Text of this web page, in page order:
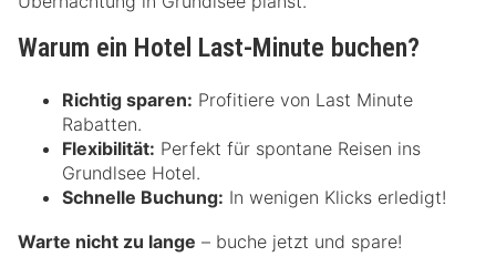
Warum ein Hotel Last-Minute buchen?
Richtig sparen: Profitiere von Last Minute
Rabatten.
Flexibilität: Perfekt für spontane Reisen ins
Grundlsee Hotel.
Schnelle Buchung: In wenigen Klicks erledigt!
Warte nicht zu lange – buche jetzt und spare!